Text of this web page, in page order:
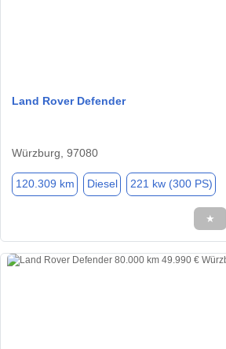
Land Rover Defender
Würzburg, 97080
120.309 km Diesel 221 kw (300 PS)
★